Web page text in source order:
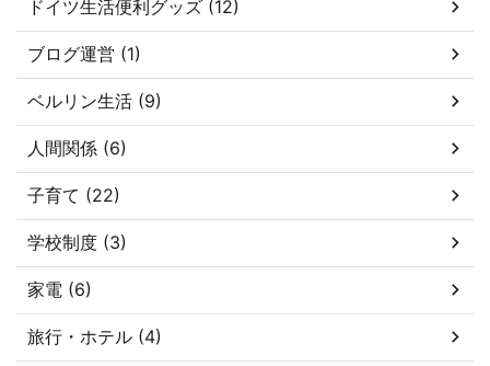
ドイツ生活便利グッズ (12)
ブログ運営 (1)
ベルリン生活 (9)
人間関係 (6)
子育て (22)
学校制度 (3)
家電 (6)
旅行・ホテル (4)